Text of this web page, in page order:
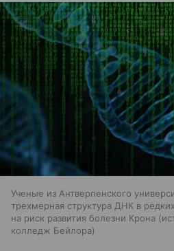
Ученые из Антверпенского
трехмерная структура ДНК в
на риск развития болезни Крона
колледж Бейлора